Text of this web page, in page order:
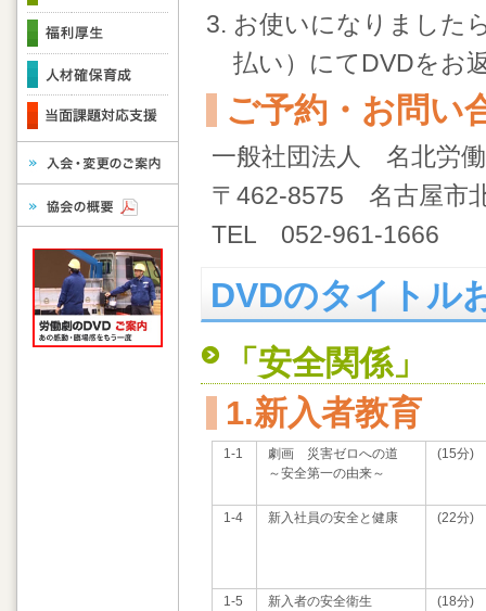
お使いになりました
払い）にてDVDをお
ご予約・お問い
一般社団法人 名北労
〒462-8575 名古屋市
TEL 052-961-1666
DVDのタイトル
「安全関係」
1.新入者教育
1-1
劇画 災害ゼロへの道
～安全第一の由来～
(15分)
1-4 新入社員の安全と健康 (22分)
1-5
新入者の安全衛生
(18分)